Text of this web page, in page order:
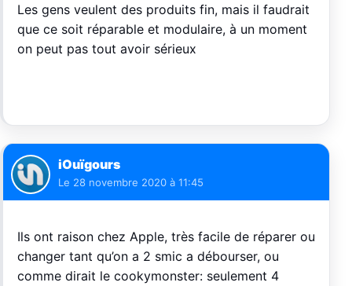
Les gens veulent des produits fin, mais il faudrait
que ce soit réparable et modulaire, à un moment
on peut pas tout avoir sérieux
iOuïgours
Le 28 novembre 2020 à 11:45
Ils ont raison chez Apple, très facile de réparer ou
changer tant qu’on a 2 smic a débourser, ou
comme dirait le cookymonster: seulement 4